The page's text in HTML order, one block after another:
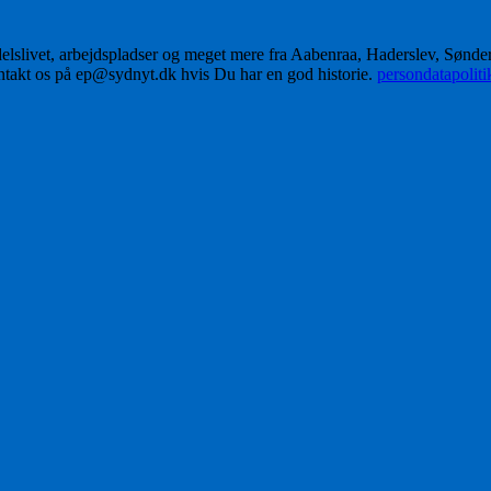
arbejdspladser og meget mere fra Aabenraa, Haderslev,
os på ep@sydnyt.dk hvis Du har en god historie.